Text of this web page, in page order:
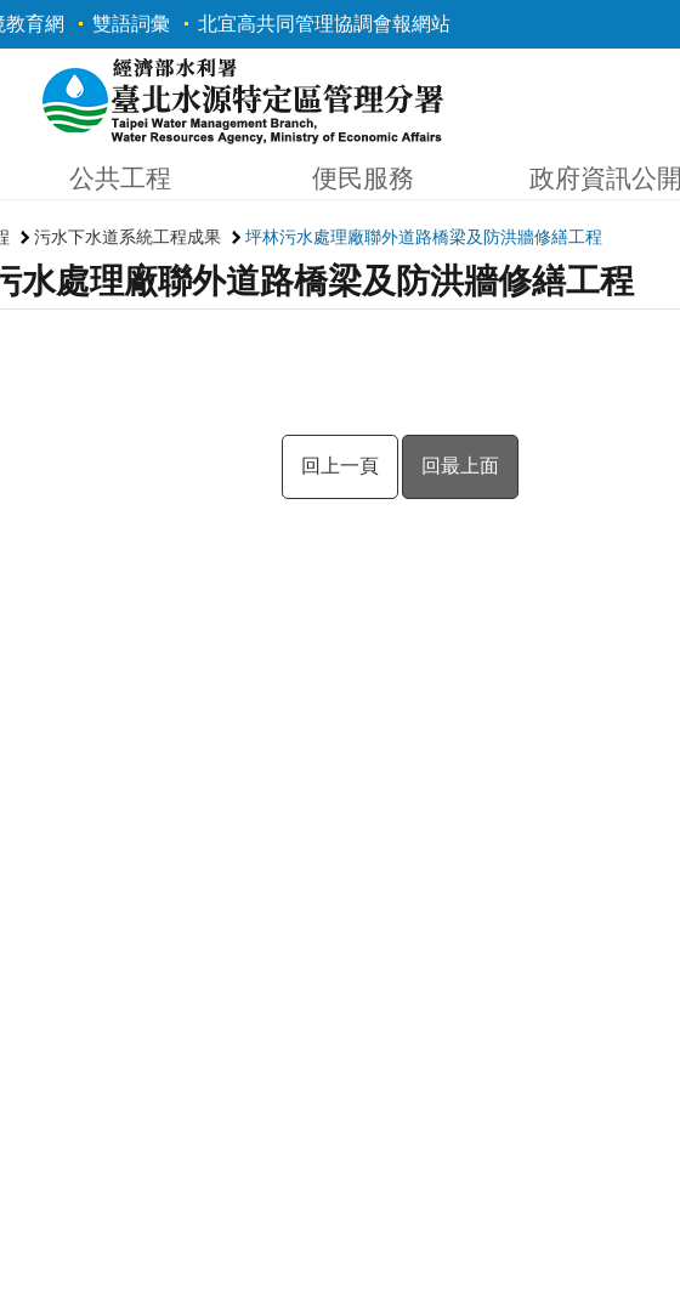
教育網 雙語詞彙 北宜高共同管理協調會報網站
公共工程 便民服務 政府資訊公開
污水下水道系統工程成果 坪林污水處理廠聯外道路橋梁及防洪牆修繕工程
水處理廠聯外道路橋梁及防洪牆修繕工程
回上一頁 回最上面